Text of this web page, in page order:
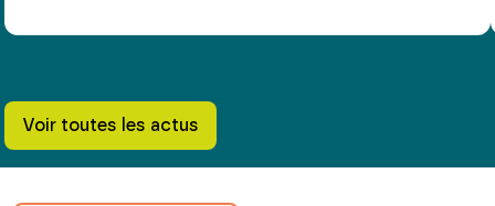
Voir toutes les actus